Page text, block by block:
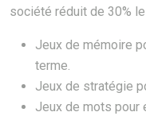
société réduit de 30%
Jeux de mémoire
terme.
Jeux de stratégie
Jeux de mots pour